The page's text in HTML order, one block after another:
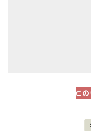
こ